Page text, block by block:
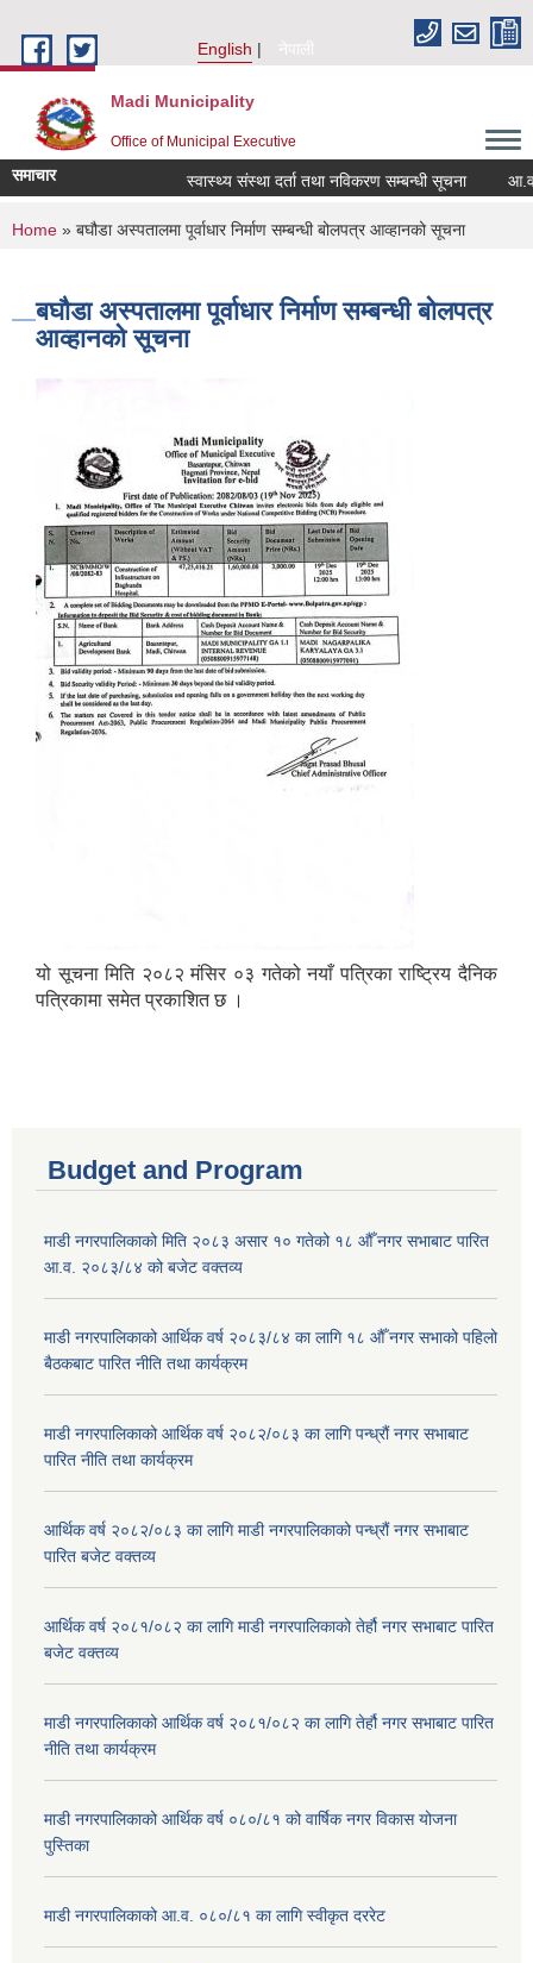
English
नेपाली
Madi Municipality
Office of Municipal Executive
समाचार स्वास्थ्य संस्था दर्ता तथा नविकरण सम्बन्धी सूचना आ.व.
You are here
Home » बघौडा अस्पतालमा पूर्वाधार निर्माण सम्बन्धी बोलपत्र आव्हानको सूचना
बघौडा अस्पतालमा पूर्वाधार निर्माण सम्बन्धी बोलपत्र
आव्हानको सूचना
यो सूचना मिति २०८२ मंसिर ०३ गतेको नयाँ पत्रिका राष्ट्रिय दैनिक
पत्रिकामा समेत प्रकाशित छ ।
Budget and Program
माडी नगरपालिकाको मिति २०८३ असार १० गतेको १८ औँ नगर सभाबाट पारित
आ.व. २०८३/८४ को बजेट वक्तव्य
माडी नगरपालिकाको आर्थिक वर्ष २०८३/८४ का लागि १८ औँ नगर सभाको पहिलो
बैठकबाट पारित नीति तथा कार्यक्रम
माडी नगरपालिकाको आर्थिक वर्ष २०८२/०८३ का लागि पन्ध्रौं नगर सभाबाट
पारित नीति तथा कार्यक्रम
आर्थिक वर्ष २०८२/०८३ का लागि माडी नगरपालिकाको पन्ध्रौं नगर सभाबाट
पारित बजेट वक्तव्य
आर्थिक वर्ष २०८१/०८२ का लागि माडी नगरपालिकाको तेर्हौ नगर सभाबाट पारित
बजेट वक्तव्य
माडी नगरपालिकाको आर्थिक वर्ष २०८१/०८२ का लागि तेर्हौ नगर सभाबाट पारित
नीति तथा कार्यक्रम
माडी नगरपालिकाको आर्थिक वर्ष ०८०/८१ को वार्षिक नगर विकास योजना
पुस्तिका
माडी नगरपालिकाको आ.व. ०८०/८१ का लागि स्वीकृत दररेट